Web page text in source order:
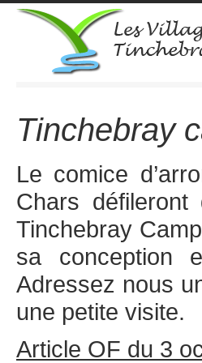
Tinchebray
Le comice
Chars
Tinchebray
sa conception
Adressez nous
une petite visite.
Article OF du 3